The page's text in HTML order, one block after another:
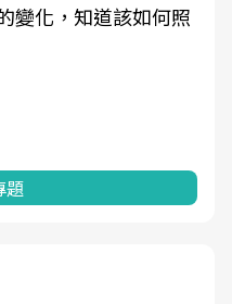
變化，知道該如何照
題